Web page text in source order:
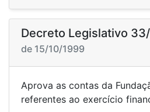
Decreto Legislativo
de 15/10/1999
Aprova as contas da
referentes ao exercício